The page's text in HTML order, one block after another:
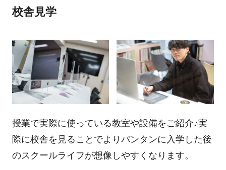
校舎見学
授業で実際に使っている教室や設備をご紹介♪実
際に校舎を見ることでよりバンタンに入学した後
のスクールライフが想像しやすくなります。